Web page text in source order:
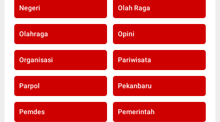
Negeri Olah Raga
Olahraga Opini
Organisasi Pariwisata
Parpol Pekanbaru
Pemdes Pemerintah